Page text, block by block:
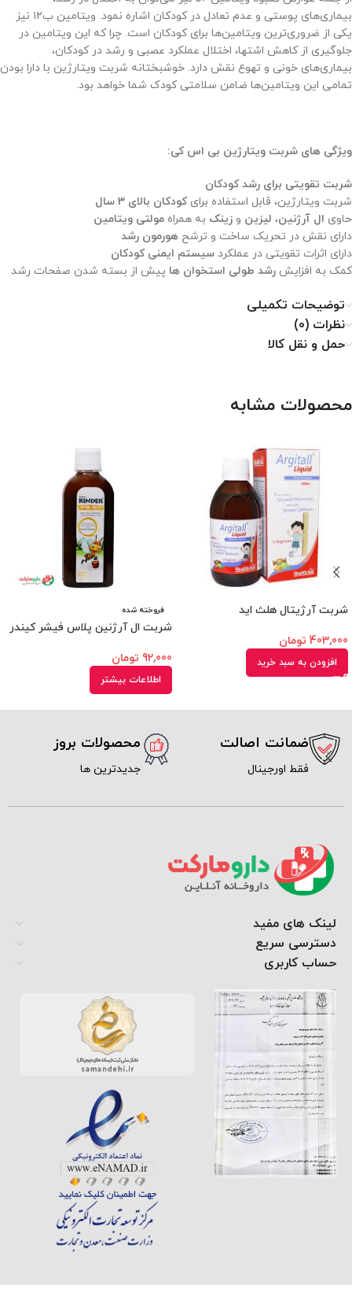
بیماری‌های پوستی و عدم تعادل در کودکان اشاره نمود. ویتامین ب۱۲ نیز
یکی از ضروری‌ترین ویتامین‌ها برای کودکان است. چرا که این ویتامین در
جلوگیری از کاهش اشتها، اختلال عملکرد عصبی و رشد در کودکان،
بیماری‌های خونی و تهوع نقش دارد. خوشبختانه شربت ویتارژین با دارا بودن
تمامی این ویتامین‌ها ضامن سلامتی کودک شما خواهد بود.
ویژگی های شربت ویتارژین بی اس کی:
شربت تقویتی برای رشد کودکان
شربت ویتارژین، قابل استفاده برایکودکان بالای 3 سال
حاوی ال آرژنین، لیزین و زینک به همراه مولتی ویتامین
دارای نقش در تحریک ساخت و ترشح هورمون رشد
دارای اثرات تقویتی در عملکرد سیستم ایمنی کودکان
کمک به افزایش رشد طولی استخوان ها پیش از بسته شدن صفحات رشد
توضیحات تکمیلی
نظرات (0)
حمل و نقل کالا
محصولات مشابه
شربت آرژیتال هلث اید
403,000 تومان
افزودن به سبد خرید
فروخته شده
شربت ال آرژنین پلاس فیشر کیندر
92,000 تومان
اطلاعات بیشتر
ضمانت اصالت
فقط اورجینال
محصولات بروز
جدیدترین ها
لینک های مفید
دسترسی سریع
حساب کاربری